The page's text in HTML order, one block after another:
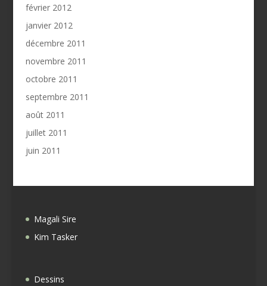
février 2012
janvier 2012
décembre 2011
novembre 2011
octobre 2011
septembre 2011
août 2011
juillet 2011
juin 2011
Magali Sire
Kim Tasker
Dessins